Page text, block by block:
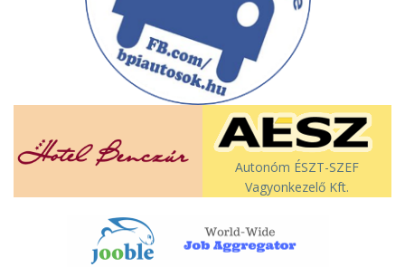
Autonóm ÉSZT-SZEF
Vagyonkezelő Kft.